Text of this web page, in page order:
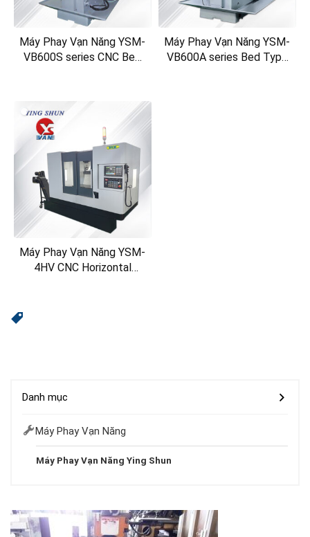
Máy Phay Vạn Năng YSM-
VB600S series CNC Bed
Máy Phay Vạn Năng YSM-
VB600A series Bed Type
Máy Phay Vạn Năng YSM-
4HV CNC Horizontal
Danh mục
Máy Phay Vạn Năng
Máy Phay Vạn Năng Ying Shun